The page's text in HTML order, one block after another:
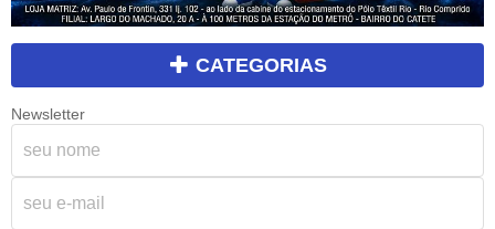
CATEGORIAS
Newsletter